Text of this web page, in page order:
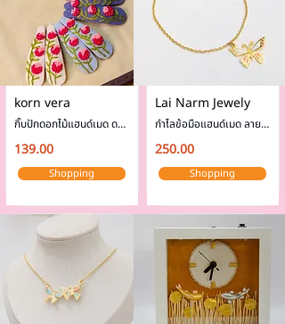
korn vera
กิ๊บปักดอกไม้แฮนด์เมด ดอก
ไฮเดรนเยียชมพู
139.00
Shopping
Lai Narm Jewely
กำไลข้อมือแฮนด์เมด ลาย
ผีเสื้อ
250.00
Shopping